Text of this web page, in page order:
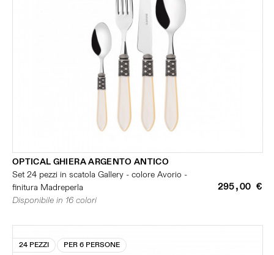
OPTICAL GHIERA ARGENTO ANTICO
Set 24 pezzi in scatola Gallery - colore Avorio -
finitura Madreperla
295,00 €
Disponibile in 16 colori
24 PEZZI PER 6 PERSONE